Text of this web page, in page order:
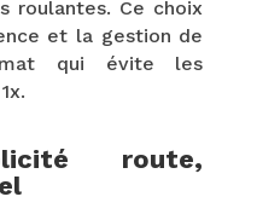
roulantes. Ce choix
et la gestion de
qui évite les
route,